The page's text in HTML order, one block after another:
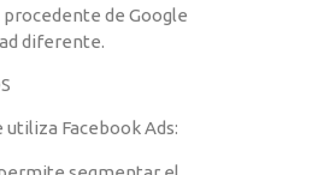
de Google
diferente.
utiliza Facebook Ads: